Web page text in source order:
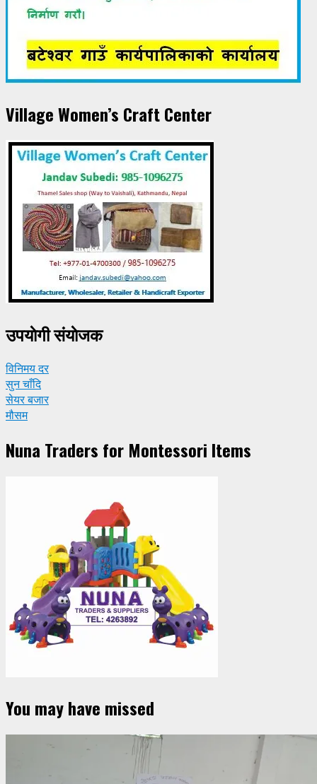
Village Women’s Craft Center
उपयाेगी संयाेजक
विनिमय दर
सुन चाँदि
सेयर बजार
मौसम
Nuna Traders for Montessori Items
You may have missed